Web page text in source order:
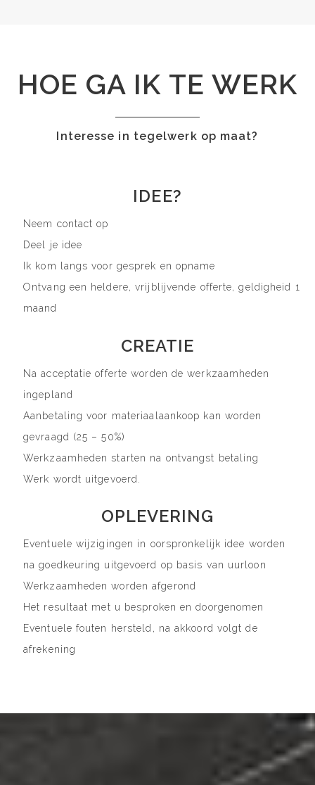
HOE GA IK TE WERK
Interesse in tegelwerk op maat?
IDEE?
Neem contact op
Deel je idee
Ik kom langs voor gesprek en opname
Ontvang een heldere, vrijblijvende offerte, geldigheid 1
maand
CREATIE
Na acceptatie offerte worden de werkzaamheden
ingepland
Aanbetaling voor materiaalaankoop kan worden
gevraagd (25 – 50%)
Werkzaamheden starten na ontvangst betaling
Werk wordt uitgevoerd.
OPLEVERING
Eventuele wijzigingen in oorspronkelijk idee worden
na goedkeuring uitgevoerd op basis van uurloon
Werkzaamheden worden afgerond
Het resultaat met u besproken en doorgenomen
Eventuele fouten hersteld, na akkoord volgt de
afrekening